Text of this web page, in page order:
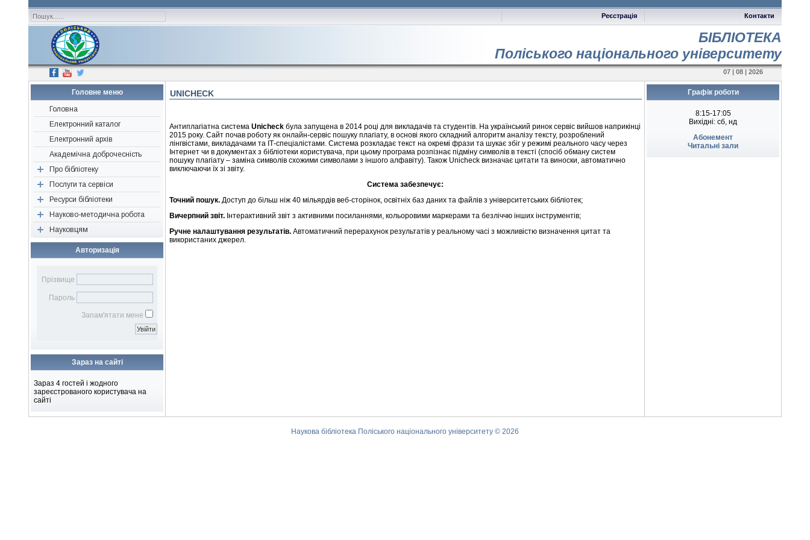
Контакти
Реєстрація
БІБЛІОТЕКА
Поліського національного університету
07 | 08 | 2026
Головне меню
Головна
Електронний каталог
Електронний архів
Академічна доброчесність
Про бібліотеку
Наші друзі, партнери,
спонсори
Історична довідка
Структура
Нормативні документи
Послуги та сервіси
Перевірка «на плагіат»
Консультація
Визначення індексів
Підбір літератури
Редагування джерел
Віртуальна довідка
Електронна доставка
документів
Ресурси бібліотеки
Періодичні видання
Ресурси відкритого доступу
Нові надходження
Бібліографічні видання
Віртуальна виставка
Науково-методична робота
Об’єднання бібліотек
Конференції, семінари,
тренінги
Бібліотечному фахівцю
Науковцям
Авторам наукових публікацій
Поради для написання
наукових робіт
Бібліометрика української
науки
Підбір журналів для
Авторизація
Прізвище
Пароль
Запам'ятати мене
Зараз на сайті
Зараз 4 гостей і жодного
зареєстрованого користувача на
сайті
UNICHECK
Антиплагіатна система Unicheck була запущена в 2014 році для викладачів та студентів. На український ринок сервіс вийшов наприкінці
2015 року. Сайт почав роботу як онлайн-сервіс пошуку плагіату, в основі якого складний алгоритм аналізу тексту, розроблений
лінгвістами, викладачами та ІТ-спеціалістами. Система розкладає текст на окремі фрази та шукає збіг у режимі реального часу через
Інтернет чи в документах з бібліотеки користувача, при цьому програма розпізнає підміну символів в тексті (спосіб обману систем
пошуку плагіату – заміна символів схожими символами з іншого алфавіту). Також Unicheck визначає цитати та виноски, автоматично
виключаючи їх зі звіту.
Система забезпечує:
Точний пошук. Доступ до більш ніж 40 мільярдів веб-сторінок, освітніх баз даних та файлів з університетських бібліотек;
Вичерпний звіт. Інтерактивний звіт з активними посиланнями, кольоровими маркерами та безліччю інших інструментів;
Ручне налаштування результатів. Автоматичний перерахунок результатів у реальному часі з можливістю визначення цитат та
використаних джерел.
Графік роботи
8:15-17:05
Вихідні: сб, нд
Абонемент
Читальні зали
Наукова бібліотека Поліського національного університету © 2026